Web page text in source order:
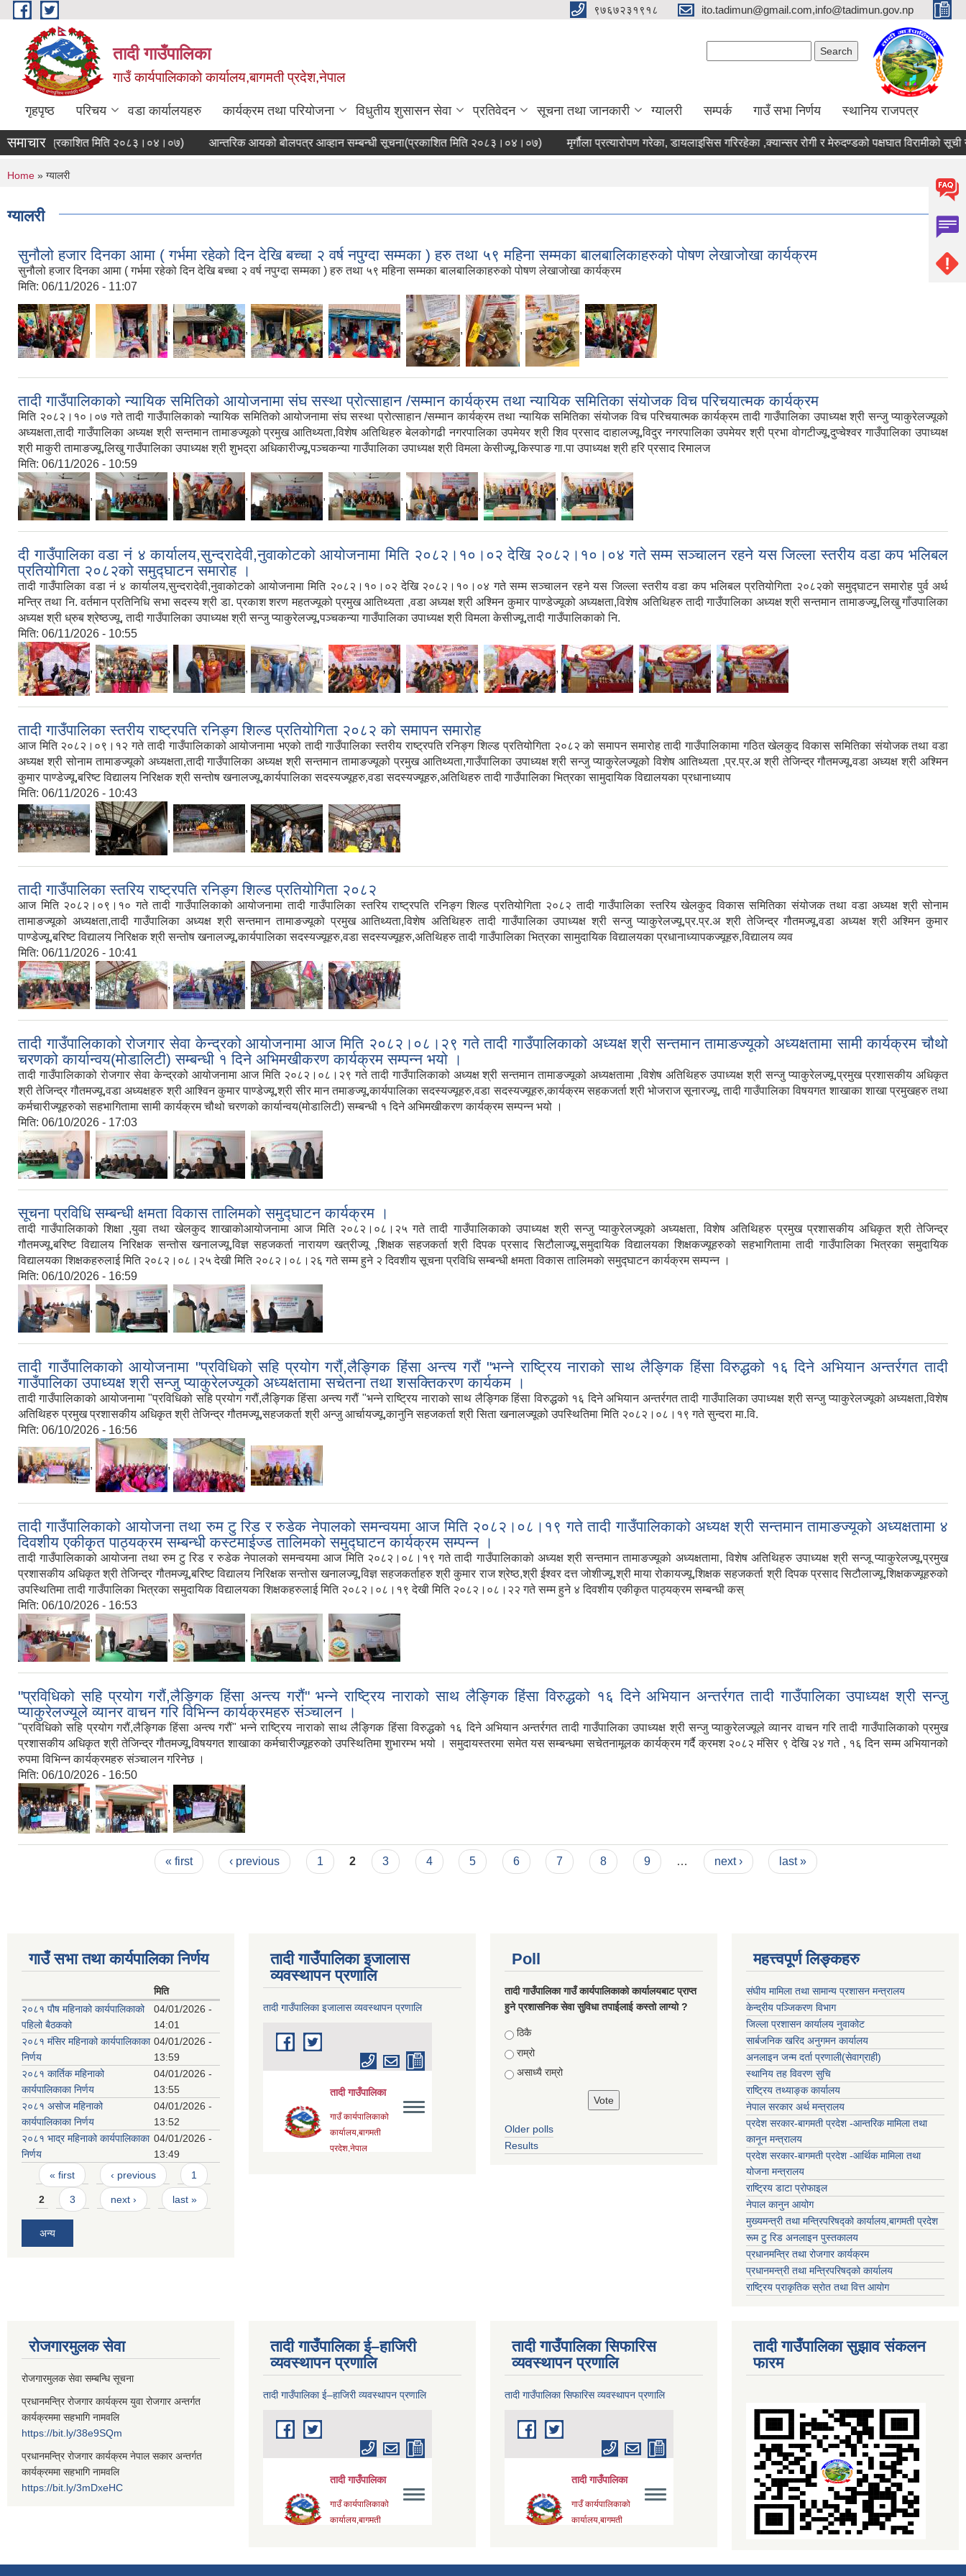
Skip to main content ९७६७२३१९१८ ito.tadimun@gmail.com,info@tadimun.gov.np
तादी गाउँपालिका
गाउँ कार्यपालिकाको कार्यालय,बागमती प्रदेश,नेपाल
गृहपृष्ठ परिचय वडा कार्यालयहरु कार्यक्रम तथा परियोजना विधुतीय शुसासन सेवा प्रतिवेदन सूचना तथा जानकारी ग्यालरी सम्पर्क गाउँ सभा निर्णय स्थानिय राजपत्र
समाचार
प्रकाशित मिति २०८३।०४।०७) आन्तरिक आयको बोलपत्र आव्हान सम्बन्धी सूचना(प्रकाशित मिति २०८३।०४।०७) मृर्गौला प्रत्यारोपण गरेका, डायलाइसिस गरिरहेका ,क्यान्सर रोगी र मेरुदण्डको पक्षघात विरामीको सूची
You are here
Home » ग्यालरी
ग्यालरी
सुनौलो हजार दिनका आमा ( गर्भमा रहेको दिन देखि बच्चा २ वर्ष नपुग्दा सम्मका ) हरु तथा ५९ महिना सम्मका बालबालिकाहरुको पोषण लेखाजोखा कार्यक्रम
सुनौलो हजार दिनका आमा ( गर्भमा रहेको दिन देखि बच्चा २ वर्ष नपुग्दा सम्मका ) हरु तथा ५९ महिना सम्मका बालबालिकाहरुको पोषण लेखाजोखा कार्यक्रम
मिति: 06/11/2026 - 11:07
, , , , , , , ,
तादी गाउँपालिकाको न्यायिक समितिको आयोजनामा संघ सस्था प्रोत्साहान /सम्मान कार्यक्रम तथा न्यायिक समितिका संयोजक विच परिचयात्मक कार्यक्रम
मिति २०८२।१०।०७ गते तादी गाउँपालिकाको न्यायिक समितिको आयोजनामा संघ सस्था प्रोत्साहान /सम्मान कार्यक्रम तथा न्यायिक समितिका संयोजक विच परिचयात्मक कार्यक्रम तादी गाउँपालिका उपाध्यक्ष श्री सन्जु प्याकुरेलज्यूको
अध्यक्षता,तादी गाउँपालिका अध्यक्ष श्री सन्तमान तामाङज्यूको प्रमुख आतिथ्यता,विशेष अतिथिहरु बेलकोगढी नगरपालिका उपमेयर श्री शिव प्रसाद दाहालज्यू,विदुर नगरपालिका उपमेयर श्री प्रभा वोगटीज्यू,दुप्चेश्वर गाउँपालिका उपाध्यक्ष
श्री माकुरी तामाङज्यू,लिखु गाउँपालिका उपाध्यक्ष श्री शुभद्रा अधिकारीज्यू,पञ्चकन्या गाउँपालिका उपाध्यक्ष श्री विमला केसीज्यू,किस्पाङ गा.पा उपाध्यक्ष श्री हरि प्रसाद रिमालज
मिति: 06/11/2026 - 10:59
, , , , , , ,
दी गाउँपालिका वडा नं ४ कार्यालय,सुन्दरादेवी,नुवाकोटको आयोजनामा मिति २०८२।१०।०२ देखि २०८२।१०।०४ गते सम्म सञ्चालन रहने यस जिल्ला स्तरीय वडा कप भलिबल
प्रतियोगिता २०८२को समुद्घाटन समारोह ।
तादी गाउँपालिका वडा नं ४ कार्यालय,सुन्दरादेवी,नुवाकोटको आयोजनामा मिति २०८२।१०।०२ देखि २०८२।१०।०४ गते सम्म सञ्चालन रहने यस जिल्ला स्तरीय वडा कप भलिबल प्रतियोगिता २०८२को समुद्घाटन समारोह पुर्व अर्थ
मन्त्रि तथा नि. वर्तमान प्रतिनिधि सभा सदस्य श्री डा. प्रकाश शरण महतज्यूको प्रमुख आतिथ्यता ,वडा अध्यक्ष श्री अश्मिन कुमार पाण्डेज्यूको अध्यक्षता,विशेष अतिथिहरु तादी गाउँपालिका अध्यक्ष श्री सन्तमान तामाङज्यू,लिखु गाँउपालिका
अध्यक्ष श्री ध्रुब श्रेष्ठज्यू, तादी गाउँपालिका उपाध्यक्ष श्री सन्जु प्याकुरेलज्यू,पञ्चकन्या गाउँपालिका उपाध्यक्ष श्री विमला केसीज्यू,तादी गाउँपालिकाको नि.
मिति: 06/11/2026 - 10:55
, , , , , , , , ,
तादी गाउँपालिका स्तरीय राष्ट्रपति रनिङ्ग शिल्ड प्रतियोगिता २०८२ को समापन समारोह
आज मिति २०८२।०९।१२ गते तादी गाउँपालिकाको आयोजनामा भएको तादी गाउँपालिका स्तरीय राष्ट्रपति रनिङ्ग शिल्ड प्रतियोगिता २०८२ को समापन समारोह तादी गाउँपालिकामा गठित खेलकुद विकास समितिका संयोजक तथा वडा
अध्यक्ष श्री सोनाम तामाङज्यूको अध्यक्षता,तादी गाउँपालिका अध्यक्ष श्री सन्तमान तामाङज्यूको प्रमुख आतिथ्यता,गाउँपालिका उपाध्यक्ष श्री सन्जु प्याकुरेलज्यूको विशेष आतिथ्यता ,प्र.प्र.अ श्री तेजिन्द्र गौतमज्यू,वडा अध्यक्ष श्री अश्मिन
कुमार पाण्डेज्यू,बरिष्ट विद्यालय निरिक्षक श्री सन्तोष खनालज्यू,कार्यपालिका सदस्यज्यूहरु,वडा सदस्यज्यूहरु,अतिथिहरु तादी गाउँपालिका भित्रका सामुदायिक विद्यालयका प्रधानाध्याप
मिति: 06/11/2026 - 10:43
, , , ,
तादी गाउँपालिका स्तरिय राष्ट्रपति रनिङ्ग शिल्ड प्रतियोगिता २०८२
आज मिति २०८२।०९।१० गते तादी गाउँपालिकाको आयोजनामा तादी गाउँपालिका स्तरिय राष्ट्रपति रनिङ्ग शिल्ड प्रतियोगिता २०८२ तादी गाउँपालिका स्तरिय खेलकुद विकास समितिका संयोजक तथा वडा अध्यक्ष श्री सोनाम
तामाङज्यूको अध्यक्षता,तादी गाउँपालिका अध्यक्ष श्री सन्तमान तामाङज्यूको प्रमुख आतिथ्यता,विशेष अतिथिहरु तादी गाउँपालिका उपाध्यक्ष श्री सन्जु प्याकुरेलज्यू,प्र.प्र.अ श्री तेजिन्द्र गौतमज्यू,वडा अध्यक्ष श्री अश्मिन कुमार
पाण्डेज्यू,बरिष्ट विद्यालय निरिक्षक श्री सन्तोष खनालज्यू,कार्यपालिका सदस्यज्यूहरु,वडा सदस्यज्यूहरु,अतिथिहरु तादी गाउँपालिका भित्रका सामुदायिक विद्यालयका प्रधानाध्यापकज्यूहरु,विद्यालय व्यव
मिति: 06/11/2026 - 10:41
, , , ,
तादी गाउँपालिकाको रोजगार सेवा केन्द्रको आयोजनामा आज मिति २०८२।०८।२९ गते तादी गाउँपालिकाको अध्यक्ष श्री सन्तमान तामाङज्यूको अध्यक्षतामा सामी कार्यक्रम चौथो
चरणको कार्यान्वय(मोडालिटी) सम्बन्धी १ दिने अभिमखीकरण कार्यक्रम सम्पन्न भयो ।
तादी गाउँपालिकाको रोजगार सेवा केन्द्रको आयोजनामा आज मिति २०८२।०८।२९ गते तादी गाउँपालिकाको अध्यक्ष श्री सन्तमान तामाङज्यूको अध्यक्षतामा ,विशेष अतिथिहरु उपाध्यक्ष श्री सन्जु प्याकुरेलज्यू,प्रमुख प्रशासकीय अधिकृत
श्री तेजिन्द्र गौतमज्यू,वडा अध्यक्षहरु श्री आश्‍विन कुमार पाण्‍डेज्यू,श्री सीर मान तमाङज्यू,कार्यपालिका सदस्यज्यूहरु,वडा सदस्यज्यूहरु,कार्यक्रम सहकजर्ता श्री भोजराज सूनारज्यू, तादी गाउँपालिका विषयगत शाखाका शाखा प्रमुखहरु तथा
कर्मचारीज्यूहरुको सहभागितामा सामी कार्यक्रम चौथो चरणको कार्यान्वय(मोडालिटी) सम्बन्धी १ दिने अभिमखीकरण कार्यक्रम सम्पन्न भयो ।
मिति: 06/10/2026 - 17:03
, , ,
सूचना प्रविधि सम्बन्धी क्षमता विकास तालिमकाे समुद्घाटन कार्यक्रम ।
तादी गाउँपालिकाको शिक्षा ,युवा तथा खेलकुद शाखाकोआयोजनामा आज मिति २०८२।०८।२५ गते तादी गाउँपालिकाको उपाध्यक्ष श्री सन्जु प्याकुरेलज्यूको अध्यक्षता, विशेष अतिथिहरु प्रमुख प्रशासकीय अधिकृत श्री तेजिन्द्र
गौतमज्यू,बरिष्ट विद्यालय निरिक्षक सन्तोस खनालज्यू,विज्ञ सहजकर्ता नारायण खत्रीज्यू ,शिक्षक सहजकर्ता श्री दिपक प्रसाद सिटौलाज्यू,समुदायिक विद्यालयका शिक्षकज्यूहरुको सहभागितामा तादी गाउँपालिका भित्रका समुदायिक
विद्यालयका शिक्षकहरुलाई मिति २०८२।०८।२५ देखी मिति २०८२।०८।२६ गते सम्म हुने २ दिवशीय सूचना प्रविधि सम्बन्धी क्षमता विकास तालिमकाे समुद्घाटन कार्यक्रम सम्पन्न ।
मिति: 06/10/2026 - 16:59
, , ,
तादी गाउँपालिकाको आयोजनामा "प्रविधिको सहि प्रयोग गरौं,लैङ्गिक हिंसा अन्त्य गरौं "भन्ने राष्ट्रिय नाराको साथ लैङ्गिक हिंसा विरुद्धको १६ दिने अभियान अन्तर्रगत तादी
गाउँपालिका उपाध्यक्ष श्री सन्जु प्याकुरेलज्यूको अध्यक्षतामा सचेतना तथा शसक्तिकरण कार्यकम ।
तादी गाउँपालिकाको आयोजनामा "प्रविधिको सहि प्रयोग गरौं,लैङ्गिक हिंसा अन्त्य गरौं "भन्ने राष्ट्रिय नाराको साथ लैङ्गिक हिंसा विरुद्धको १६ दिने अभियान अन्तर्रगत तादी गाउँपालिका उपाध्यक्ष श्री सन्जु प्याकुरेलज्यूको अध्यक्षता,विशेष
अतिथिहरु प्रमुख प्रशासकीय अधिकृत श्री तेजिन्द्र गौतमज्यू,सहजकर्ता श्री अन्जु आर्चायज्यू,कानुनि सहजकर्ता श्री सिता खनालज्यूको उपस्थितिमा मिति २०८२।०८।१९ गते सुन्दरा मा.वि.
मिति: 06/10/2026 - 16:56
, , ,
तादी गाउँपालिकाको आयोजना तथा रुम टु रिड र रुडेक नेपालको समन्वयमा आज मिति २०८२।०८।१९ गते तादी गाउँपालिकाको अध्यक्ष श्री सन्तमान तामाङज्यूको अध्यक्षतामा ४
दिवशीय एकीकृत पाठ्यक्रम सम्बन्धी कस्टमाईज्ड तालिमको समुद्घाटन कार्यक्रम सम्पन्न ।
तादी गाउँपालिकाको आयोजना तथा रुम टु रिड र रुडेक नेपालको समन्वयमा आज मिति २०८२।०८।१९ गते तादी गाउँपालिकाको अध्यक्ष श्री सन्तमान तामाङज्यूको अध्यक्षतामा, विशेष अतिथिहरु उपाध्यक्ष श्री सन्जू प्याकुरेलज्यू,प्रमुख
प्रशासकीय अधिकृत श्री तेजिन्द्र गौतमज्यू,बरिष्ट विद्यालय निरिक्षक सन्तोस खनालज्यू,विज्ञ सहजकर्ताहरु श्री कुमार राज श्रेष्ठ,श्री ईश्वर दत्त जोशीज्यू,श्री माया रोकायज्यू,शिक्षक सहजकर्ता श्री दिपक प्रसाद सिटौलाज्यू,शिक्षकज्यूहरुको
उपस्थितिमा तादी गाउँपालिका भित्रका समुदायिक विद्यालयका शिक्षकहरुलाई मिति २०८२।०८।१९ देखी मिति २०८२।०८।२२ गते सम्म हुने ४ दिवशीय एकीकृत पाठ्यक्रम सम्बन्धी कस्
मिति: 06/10/2026 - 16:53
, , , ,
"प्रविधिको सहि प्रयोग गरौं,लैङ्गिक हिंसा अन्त्य गरौं" भन्ने राष्ट्रिय नाराको साथ लैङ्गिक हिंसा विरुद्धको १६ दिने अभियान अन्तर्रगत तादी गाउँपालिका उपाध्यक्ष श्री सन्जु
प्याकुरेलज्यूले व्यानर वाचन गरि विभिन्न कार्यक्रमहरु संञ्चालन ।
"प्रविधिको सहि प्रयोग गरौं,लैङ्गिक हिंसा अन्त्य गरौं" भन्ने राष्ट्रिय नाराको साथ लैङ्गिक हिंसा विरुद्धको १६ दिने अभियान अन्तर्रगत तादी गाउँपालिका उपाध्यक्ष श्री सन्जु प्याकुरेलज्यूले व्यानर वाचन गरि तादी गाउँपालिकाको प्रमुख
प्रशासकीय अधिकृत श्री तेजिन्द्र गौतमज्यू,विषयगत शाखाका कर्मचारीज्यूहरुको उपस्थितिमा शुभारम्भ भयो । समुदायस्तरमा समेत यस सम्बन्धमा सचेतनामूलक कार्यक्रम गर्दै क्रमश २०८२ मंसिर ९ देखि २४ गते , १६ दिन सम्म अभियानको
रुपमा विभिन्न कार्यक्रमहरु संञ्चालन गरिनेछ ।
मिति: 06/10/2026 - 16:50
, ,
« first ‹ previous 1 2 3 4 5 6 7 8 9 … next › last »
गाउँ सभा तथा कार्यपालिका निर्णय
मिति
२०८१ पौष महिनाको कार्यपालिकाको
पहिलो बैठकको
04/01/2026 -
14:01
२०८१ मंसिर महिनाको कार्यपालिकाका
निर्णय
04/01/2026 -
13:59
२०८१ कार्तिक महिनाको
कार्यपालिकाका निर्णय
04/01/2026 -
13:55
२०८१ असोज महिनाको
कार्यपालिकाका निर्णय
04/01/2026 -
13:52
२०८१ भाद्र महिनाको कार्यपालिकाका
निर्णय
04/01/2026 -
13:49
Pages
« first ‹ previous 1
2 3 next › last »
अन्य
तादी गाउँपालिका इजालास
व्यवस्थापन प्रणालि
तादी गाउँपालिका इजालास व्यवस्थापन प्रणालि
Poll
तादी गाउँपालिका गाउँ कार्यपालिकाको कार्यालयबाट प्राप्त
हुने प्रशासनिक सेवा सुविधा तपाईलाई कस्तो लाग्यो ?
Choices
ठिकै
राम्रो
असाध्यै राम्रो
Older polls
Results
महत्त्वपूर्ण लिङ्कहरु
संघीय मामिला तथा सामान्य प्रशासन मन्त्रालय
केन्द्रीय पञ्जिकरण विभाग
जिल्ला प्रशासन कार्यालय नुवाकोट
सार्बजनिक खरिद अनुगमन कार्यालय
अनलाइन जन्म दर्ता प्रणाली(सेवाग्राही)
स्थानिय तह विवरण सुचि
राष्ट्रिय तथ्याङ्क कार्यालय
नेपाल सरकार अर्थ मन्त्रालय
प्रदेश सरकार-बागमती प्रदेश -आन्तरिक मामिला तथा
कानून मन्त्रालय
प्रदेश सरकार-बागमती प्रदेश -आर्थिक मामिला तथा
योजना मन्त्रालय
राष्ट्रिय डाटा प्रोफाइल
नेपाल कानुन आयोग
मुख्यमन्त्री तथा मन्त्रिपरिषद्को कार्यालय,बागमती प्रदेश
रूम टु रिड अनलाइन पुस्तकालय
प्रधानमन्त्रि तथा रोजगार कार्यक्रम
प्रधानमन्त्री तथा मन्त्रिपरिषद्को कार्यालय
राष्ट्रिय प्राकृतिक स्रोत तथा वित्त आयोग
रोजगारमुलक सेवा
रोजगारमुलक सेवा सम्बन्धि सूचना
प्रधानमन्त्रि रोजगार कार्यक्रम युवा रोजगार अन्तर्गत
कार्यक्रममा सहभागि नामवलि
https://bit.ly/38e9SQm
प्रधानमन्त्रि रोजगार कार्यक्रम नेपाल सकार अन्तर्गत
कार्यक्रममा सहभागि नामवलि
https://bit.ly/3mDxeHC
तादी गाउँपालिका ई–हाजिरी
व्यवस्थापन प्रणालि
तादी गाउँपालिका ई–हाजिरी व्यवस्थापन प्रणालि
तादी गाउँपालिका सिफारिस
व्यवस्थापन प्रणालि
तादी गाउँपालिका सिफारिस व्यवस्थापन प्रणालि
तादी गाउँपालिका सुझाव संकलन
फारम